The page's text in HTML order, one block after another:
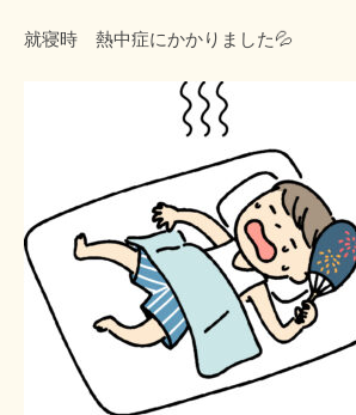
就寝時 熱中症にかかりました💦